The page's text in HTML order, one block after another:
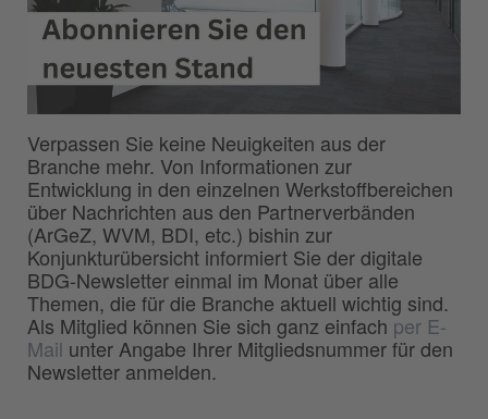
Verpassen Sie keine Neuigkeiten aus der
Branche mehr. Von Informationen zur
Entwicklung in den einzelnen Werkstoffbereichen
über Nachrichten aus den Partnerverbänden
(ArGeZ, WVM, BDI, etc.) bishin zur
Konjunkturübersicht informiert Sie der digitale
BDG-Newsletter einmal im Monat über alle
Themen, die für die Branche aktuell wichtig sind.
Als Mitglied können Sie sich ganz einfach per E-
Mail unter Angabe Ihrer Mitgliedsnummer für den
Newsletter anmelden.